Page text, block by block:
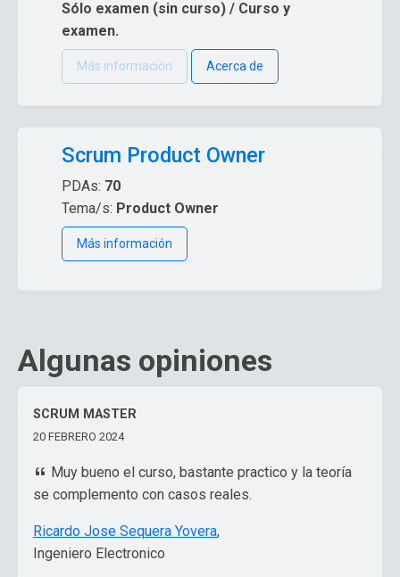
Sólo examen (sin curso) / Curso y
examen.
Más información Acerca de
Scrum Product Owner
PDAs: 70
Tema/s: Product Owner
Más información
Algunas opiniones
SCRUM MASTER
20 FEBRERO 2024
Muy bueno el curso, bastante practico y la teoría
se complemento con casos reales.
Ricardo Jose Sequera Yovera,
Ingeniero Electronico